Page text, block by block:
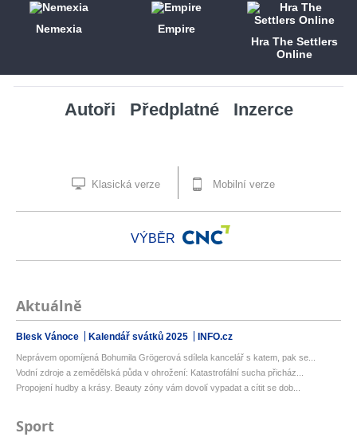
Nemexia
Empire
Hra The Settlers
Online
Autoři Předplatné Inzerce
Klasická verze Mobilní verze
VÝBĚR
Aktuálně
Blesk Vánoce Kalendář svátků 2025 INFO.cz
Neprávem opomíjená Bohumila Grögerová sdílela kancelář s katem, pak se...
Vodní zdroje a zemědělská půda v ohrožení: Katastrofální sucha přicház...
Propojení hudby a krásy. Beauty zóny vám dovolí vypadat a cítit se dob...
Sport